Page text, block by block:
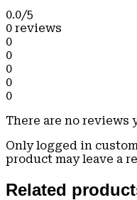
0.0/5
0 reviews
0
0
0
0
0
There are no reviews
Only logged in
product may leave a
Related